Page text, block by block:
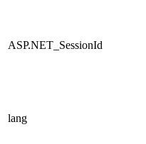
ASP.NET_SessionId
lang